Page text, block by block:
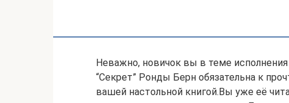
Неважно, новичок вы в теме
“Секрет” Ронды Берн обязательна к
вашей настольной книгой.Вы уже её